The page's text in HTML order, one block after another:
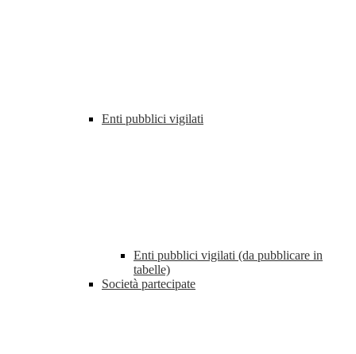
Enti pubblici vigilati
Enti pubblici vigilati (da pubblicare in
tabelle)
Società partecipate